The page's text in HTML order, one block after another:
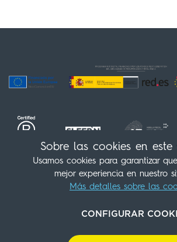
¡Síguenos!
(+34) 91
Política de cookies
Política de privacidad
Política
Sobre las cookies en este
Usamos cookies para garantizar
mejor experiencia en nuestro
Más detalles sobre las
CONFIGURAR